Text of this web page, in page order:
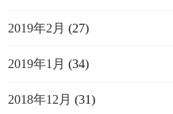
2019年2月 (27)
2019年1月 (34)
2018年12月 (31)